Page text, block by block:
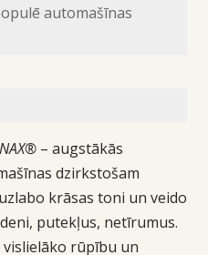
automašīnas
– augstākās
dzirkstošam
krāsas toni un veido
putekļus, netīrumus.
rūpību un